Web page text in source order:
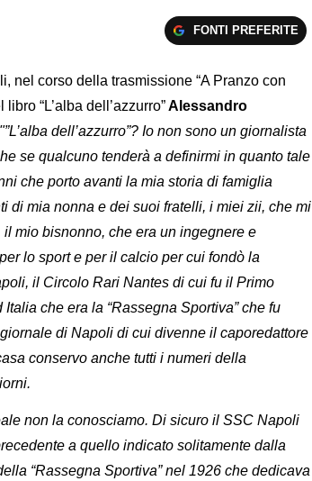
FONTI PREFERITE
nel corso della trasmissione “A Pranzo con
“L’alba dell’azzurro”Alessandro
"”L’alba dell’azzurro”? Io non sono un giornalista
se qualcuno tenderà a definirmi in quanto tale
che porto avanti la mia storia di famiglia
di mia nonna e dei suoi fratelli, i miei zii, che mi
mio bisnonno, che era un ingegnere e
lo sport e per il calcio per cui fondò la
il Circolo Rari Nantes di cui fu il Primo
che era la “Rassegna Sportiva” che fu
di Napoli di cui divenne il caporedattore
conservo anche tutti i numeri della
non la conosciamo. Di sicuro il SSC Napoli
a quello indicato solitamente dalla
“Rassegna Sportiva” nel 1926 che dedicava